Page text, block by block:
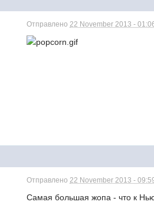
Отправлено22 November 2013 -
Отправлено22 November 2013 -
Самая большая жопа - что к